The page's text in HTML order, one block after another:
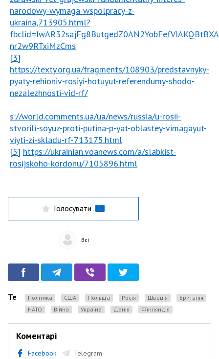
narodowy-wymaga-wspolpracy-z-
ukraina,713905.html?
nr2w9RTxiMzCms
[3]
https://texty.org.ua/fragments/108903/predstavnyky-
pyaty-rehioniv-rosiyi-hotuyut-referendumy-shodo-
nezalezhnosti-vid-rf/
s://world.comments.ua/ua/news/russia/u-rosii-
stvorili-soyuz-proti-putina-p-yat-oblastey-vimagayut-
viyti-zi-skladu-rf-713175.html
[5] https://ukrainian.voanews.com/a/slabkist-
rosijskoho-kordonu/7105896.html
Голосувати 1
Всі
Теги Політика США Польща Росія Швеція
Британія
НАТО
Війна Україна Данія фінляндія
Коментарі
Facebook Telegram